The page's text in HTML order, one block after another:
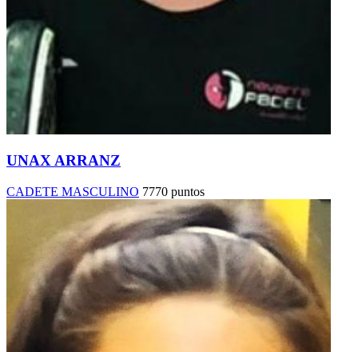
UNAX ARRANZ
CADETE MASCULINO 7770 puntos